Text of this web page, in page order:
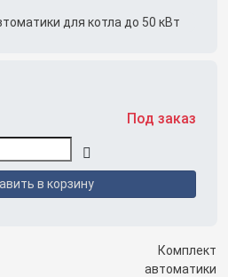
Под заказ
в корзину
Комплект
автоматики